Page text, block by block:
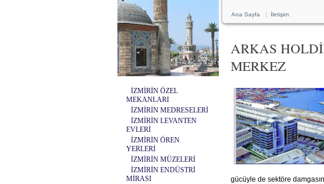
İZMİRİN ÖZEL
MEKANLARI
İZMİRİN MEDRESELERİ
İZMİRİN LEVANTEN
EVLERİ
İZMİRİN ÖREN
YERLERİ
İZMİRİN MÜZELERİ
İZMİRİN ENDÜSTRİ
MİRASI
Ana Sayfa İletişim
ARKAS
MERKEZ
gücüyle de sektöre